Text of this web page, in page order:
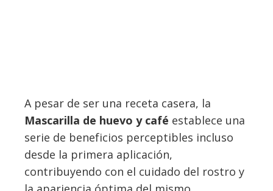
A pesar de ser una receta casera, la
Mascarilla de huevo y café establece una
serie de beneficios perceptibles incluso
desde la primera aplicación,
contribuyendo con el cuidado del rostro y